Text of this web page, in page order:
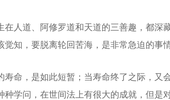
人道、阿修罗道和天道的三善趣，都深
知，要脱离轮回苦海，是非常急迫的事
命，是如此短暂；当寿命终了之际，又
学问，在世间法上有很大的成就，但是